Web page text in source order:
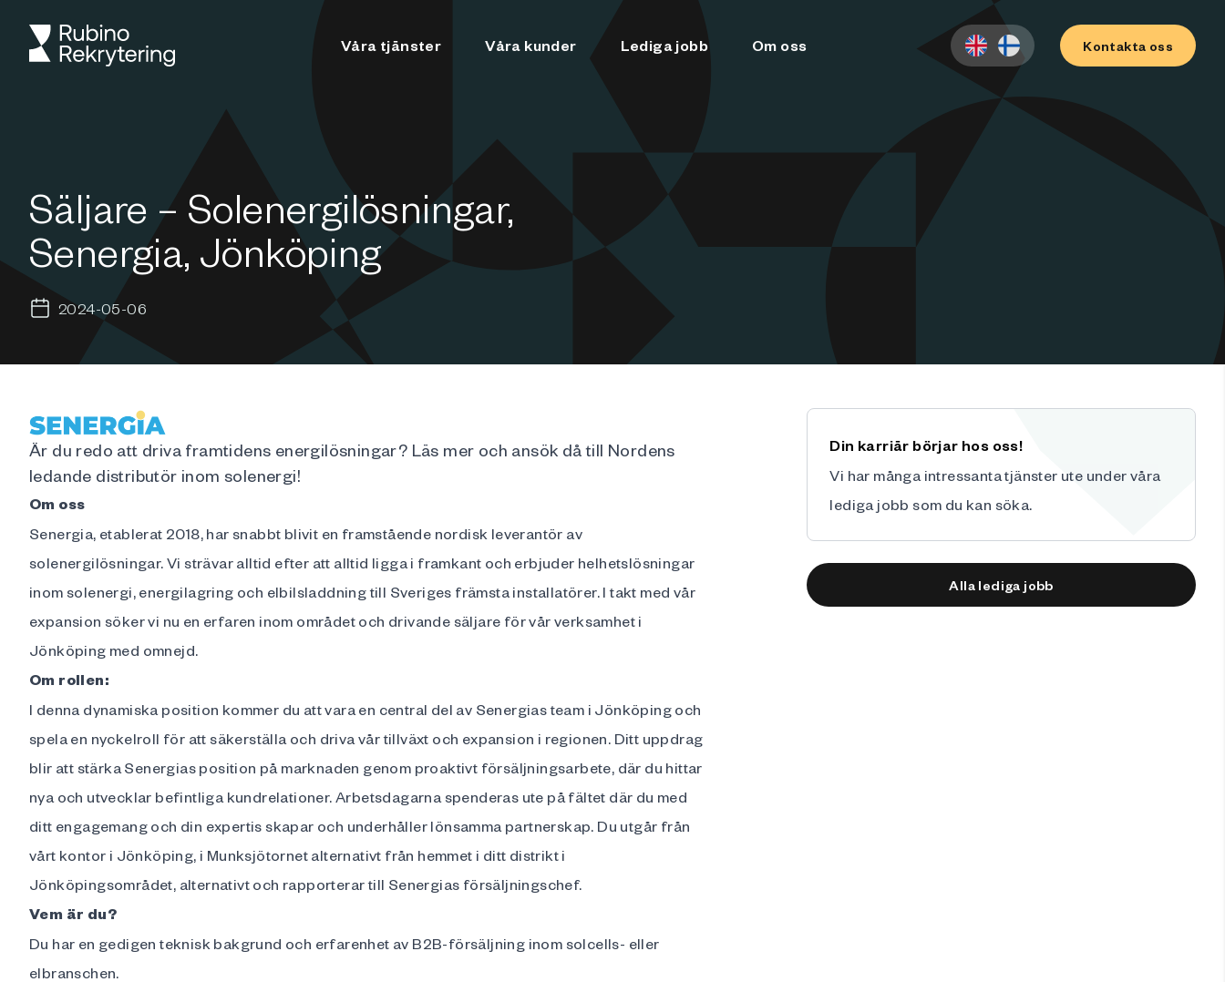
Våra tjänster Våra kunder Lediga jobb Om oss Kontakta oss
Säljare – Solenergilösningar,
Senergia, Jönköping
2024-05-06
Är du redo att driva framtidens energilösningar? Läs mer och ansök då till Nordens
ledande distributör inom solenergi!
Om oss
Senergia, etablerat 2018, har snabbt blivit en framstående nordisk leverantör av
solenergilösningar. Vi strävar alltid efter att alltid ligga i framkant och erbjuder helhetslösningar
inom solenergi, energilagring och elbilsladdning till Sveriges främsta installatörer. I takt med vår
expansion söker vi nu en erfaren inom området och drivande säljare för vår verksamhet i
Jönköping med omnejd.
Om rollen:
I denna dynamiska position kommer du att vara en central del av Senergias team i Jönköping och
spela en nyckelroll för att säkerställa och driva vår tillväxt och expansion i regionen. Ditt uppdrag
blir att stärka Senergias position på marknaden genom proaktivt försäljningsarbete, där du hittar
nya och utvecklar befintliga kundrelationer. Arbetsdagarna spenderas ute på fältet där du med
ditt engagemang och din expertis skapar och underhåller lönsamma partnerskap. Du utgår från
vårt kontor i Jönköping, i Munksjötornet alternativt från hemmet i ditt distrikt i
Jönköpingsområdet, alternativt och rapporterar till Senergias försäljningschef.
Vem är du?
Du har en gedigen teknisk bakgrund och erfarenhet av B2B-försäljning inom solcells- eller
elbranschen.
Din karriär börjar hos oss!
Vi har många intressanta tjänster ute under våra
lediga jobb som du kan söka.
Alla lediga jobb